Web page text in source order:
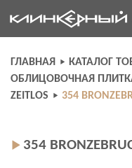
to
content
ГЛАВНАЯ КАТАЛОГ
ОБЛИЦОВОЧНАЯ ПЛИТКА
ZEITLOS
354
354